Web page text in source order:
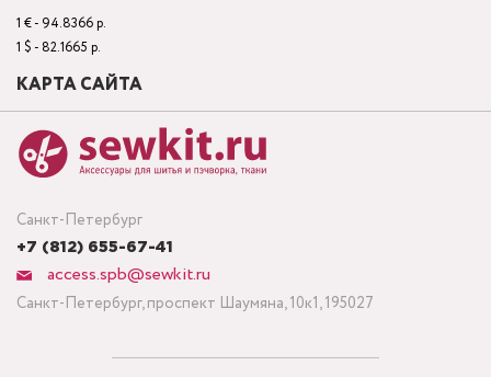
Санкт-Петербург
+7 (812) 655-67-41
access.spb@sewkit.ru
Санкт-Петербург, проспект Шаумяна, 10к1, 195027
1 € - 94.8366 р.
1 $ - 82.1665 р.
КАРТА САЙТА